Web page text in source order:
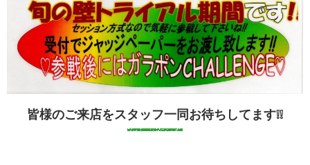
皆様のご来店をスタッフ一同お待ちしてます❕❕